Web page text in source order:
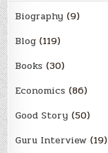
Biography (9)
Blog (119)
Books (30)
Economics (86)
Good Story (50)
Guru Interview (19)